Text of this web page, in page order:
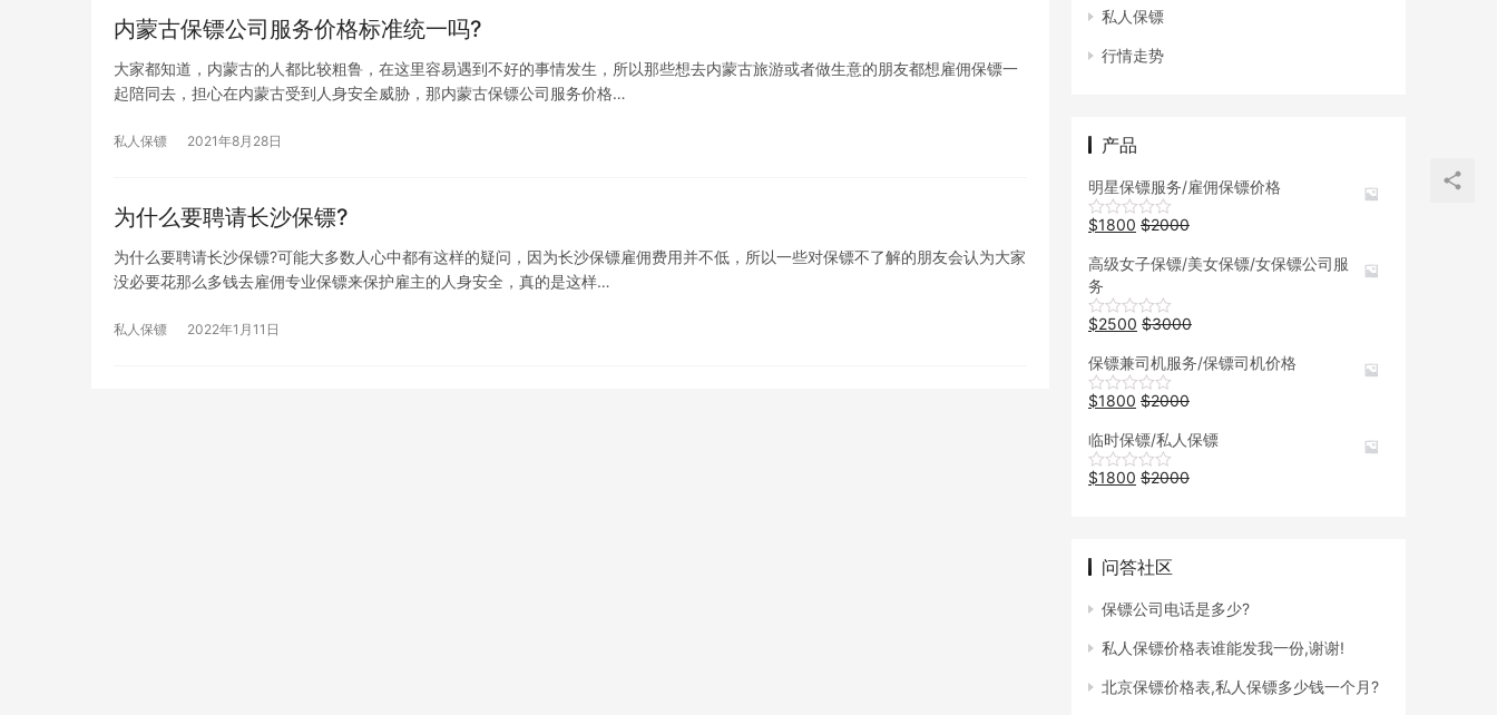
内蒙古保镖公司服务价格标准统一吗?
大家都知道，内蒙古的人都比较粗鲁，在这里容易遇到不好的事情发生，所以那些想去内蒙古旅游或者做生意的朋友都想雇佣保镖一
起陪同去，担心在内蒙古受到人身安全威胁，那内蒙古保镖公司服务价格…
私人保镖 2021年8月28日
为什么要聘请长沙保镖?
为什么要聘请长沙保镖?可能大多数人心中都有这样的疑问，因为长沙保镖雇佣费用并不低，所以一些对保镖不了解的朋友会认为大家
没必要花那么多钱去雇佣专业保镖来保护雇主的人身安全，真的是这样…
私人保镖 2022年1月11日
私人保镖
行情走势
产品
明星保镖服务/雇佣保镖价格
$1800 $2000
高级女子保镖/美女保镖/女保镖公司服
务
$2500 $3000
保镖兼司机服务/保镖司机价格
$1800 $2000
临时保镖/私人保镖
$1800 $2000
问答社区
保镖公司电话是多少?
私人保镖价格表谁能发我一份,谢谢!
北京保镖价格表,私人保镖多少钱一个月?